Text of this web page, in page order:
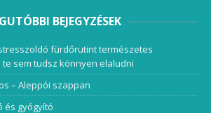
BEJEGYZÉSEK
fürdőrutint természetes
sem tudsz könnyen elaludni
– Aleppói szappan
és gyógyító